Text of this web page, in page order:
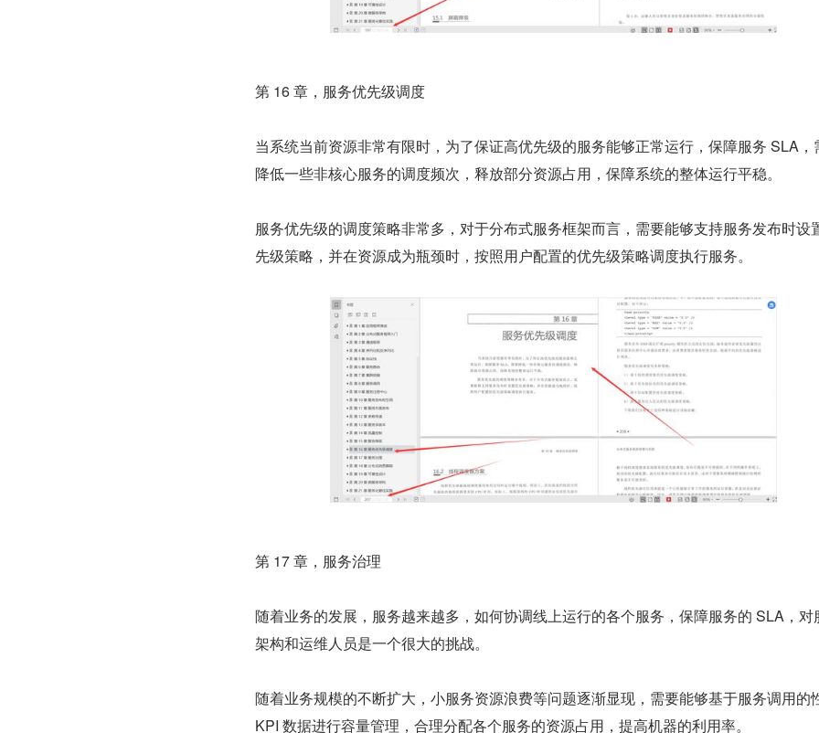
第 16 章，服务优先级调度
当系统当前资源非常有限时，为了保证高优先级的服务能够正常运行，保障服务 SLA，
降低一些非核心服务的调度频次，释放部分资源占用，保障系统的整体运行平稳。
服务优先级的调度策略非常多，对于分布式服务框架而言，需要能够支持服务发布时设
先级策略，并在资源成为瓶颈时，按照用户配置的优先级策略调度执行服务。
第 17 章，服务治理
随着业务的发展，服务越来越多，如何协调线上运行的各个服务，保障服务的 SLA，对
架构和运维人员是一个很大的挑战。
随着业务规模的不断扩大，小服务资源浪费等问题逐渐显现，需要能够基于服务调用的
KPI 数据进行容量管理，合理分配各个服务的资源占用，提高机器的利用率。